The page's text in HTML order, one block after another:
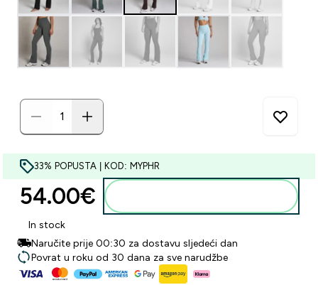
33% POPUSTA | KOD: MYPHR
54.00€‎
In stock
Naručite prije 00:30 za dostavu sljedeći dan
Povrat u roku od 30 dana za sve narudžbe